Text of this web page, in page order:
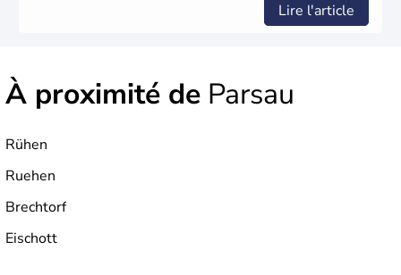
Lire l'article
À proximité de Parsau
Rühen
Ruehen
Brechtorf
Eischott